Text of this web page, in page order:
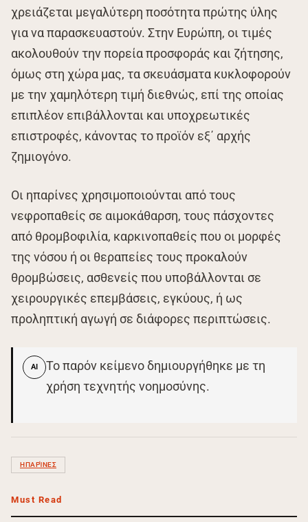
χρειάζεται μεγαλύτερη ποσότητα πρώτης ύλης
για να παρασκευαστούν. Στην Ευρώπη, οι τιμές
ακολουθούν την πορεία προσφοράς και ζήτησης,
όμως στη χώρα μας, τα σκευάσματα κυκλοφορούν
με την χαμηλότερη τιμή διεθνώς, επί της οποίας
επιπλέον επιβάλλονται και υποχρεωτικές
επιστροφές, κάνοντας το προϊόν εξ΄ αρχής
ζημιογόνο.
Οι ηπαρίνες χρησιμοποιούνται από τους
νεφροπαθείς σε αιμοκάθαρση, τους πάσχοντες
από θρομβοφιλία, καρκινοπαθείς που οι μορφές
της νόσου ή οι θεραπείες τους προκαλούν
θρομβώσεις, ασθενείς που υποβάλλονται σε
χειρουργικές επεμβάσεις, εγκύους, ή ως
προληπτική αγωγή σε διάφορες περιπτώσεις.
AI
Το παρόν κείμενο δημιουργήθηκε με τη
χρήση τεχνητής νοημοσύνης.
ΗΠΑΡΊΝΕΣ
Must Read